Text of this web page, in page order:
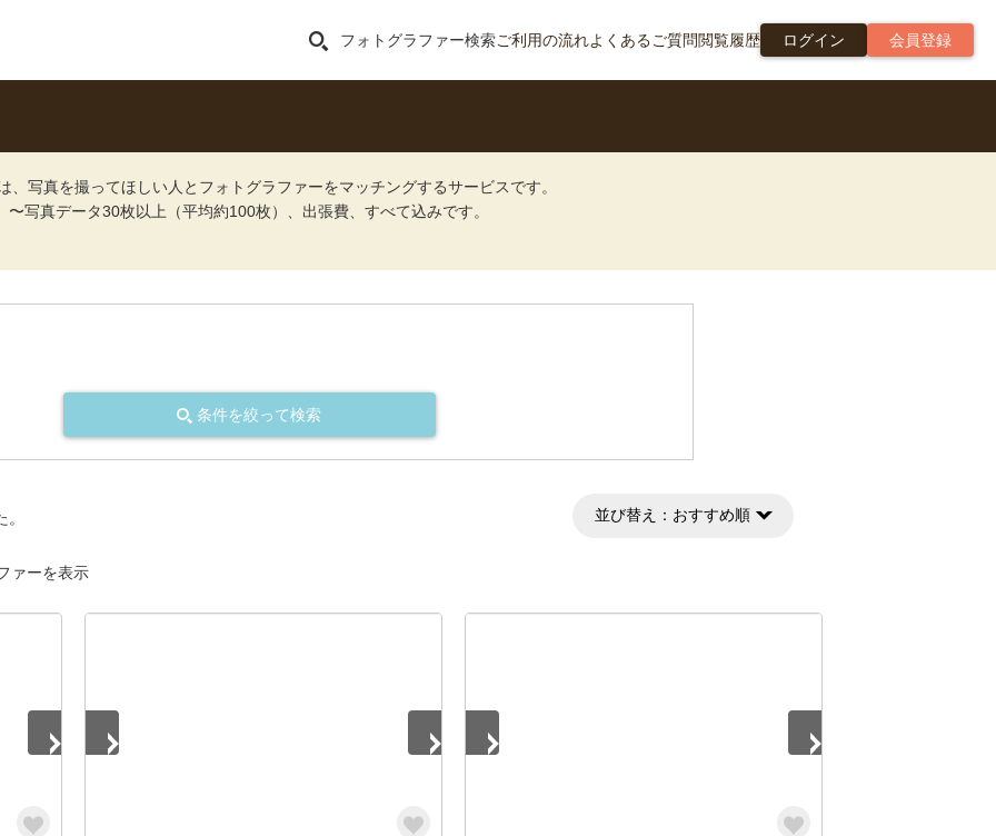
フォトグラファー検索ご利用の流れよくあるご質問閲覧履歴 ログイン 会員登録
、写真を撮ってほしい人とフォトグラファーをマッチングするサービスです。
写真データ30枚以上（平均約100枚）、出張費、すべて込みです。
条件を絞って検索
並び替え： おすすめ順
ァーを表示